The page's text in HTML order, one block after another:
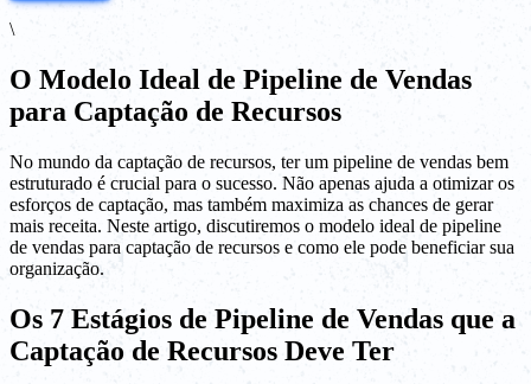
\
O Modelo Ideal de Pipeline de Vendas
para Captação de Recursos
No mundo da captação de recursos, ter um pipeline de vendas bem
estruturado é crucial para o sucesso. Não apenas ajuda a otimizar os
esforços de captação, mas também maximiza as chances de gerar
mais receita. Neste artigo, discutiremos o modelo ideal de pipeline
de vendas para captação de recursos e como ele pode beneficiar sua
organização.
Os 7 Estágios de Pipeline de Vendas que a
Captação de Recursos Deve Ter